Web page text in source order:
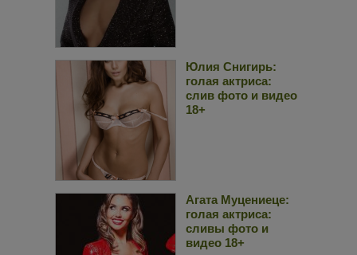
Юлия Снигирь:
голая актриса:
слив фото и видео
18+
Агата Муцениеце:
голая актриса:
сливы фото и
видео 18+